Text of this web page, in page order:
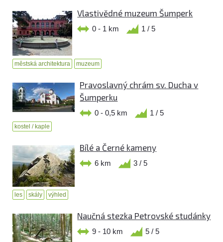
Vlastivědné muzeum Šumperk
0 - 1 km 1 / 5
městská architektura muzeum
Pravoslavný chrám sv. Ducha v
Šumperku
0 - 0,5 km 1 / 5
kostel / kaple
Bílé a Černé kameny
6 km 3 / 5
les skály výhled
Naučná stezka Petrovské studánky
9 - 10 km 5 / 5